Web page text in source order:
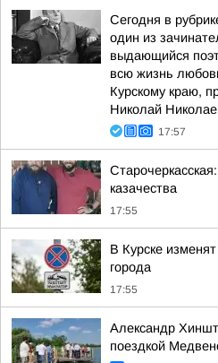
Сегодня в
один из
выдающийся
всю жизнь
Курскому краю,
Николай
17:57
казачества
17:55
В Курске
города
17:55
Александр
поездкой